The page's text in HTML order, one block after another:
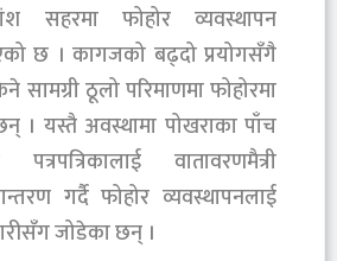
सहरमा फोहोर व्यवस्थापन
छ । कागजको बढ्दो प्रयोगसँगै
सामग्री ठूलो परिमाणमा फोहोरमा
। यस्तै अवस्थामा पोखराका पाँच
वातावरणमैत्री
गर्दै फोहोर व्यवस्थापनलाई
जोडेका छन् ।